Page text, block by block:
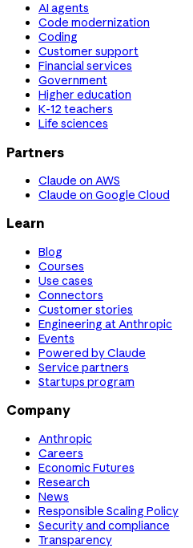
AI agents
Code modernization
Coding
Customer support
Financial services
Government
Higher education
K-12 teachers
Life sciences
Partners
Claude on AWS
Claude on Google Cloud
Learn
Blog
Courses
Use cases
Connectors
Customer stories
Engineering at Anthropic
Events
Powered by Claude
Service partners
Startups program
Company
Anthropic
Careers
Economic Futures
Research
News
Responsible Scaling Policy
Security and compliance
Transparency